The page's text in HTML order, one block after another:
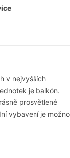
v nejvyšších
je balkón.
prosvětlené
vybavení je možno